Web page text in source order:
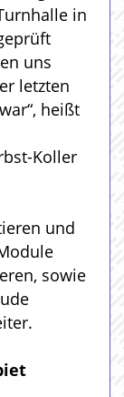
in
uns
letzten
heißt
Koller
und
sowie